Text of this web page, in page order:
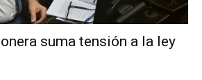
suma tensión a la ley